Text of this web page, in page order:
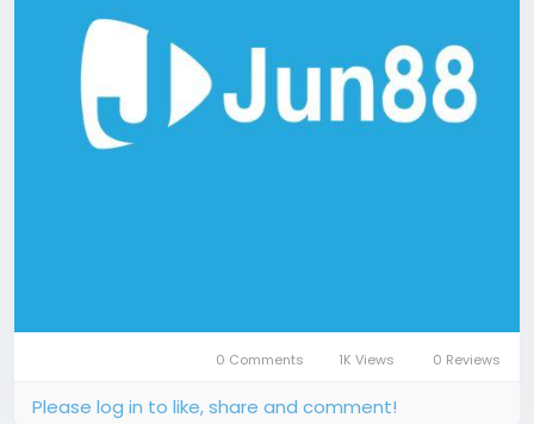
0 Comments 1K Views 0 Reviews
Please log in to like, share and comment!